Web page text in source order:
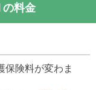
料金
保険料が変わま